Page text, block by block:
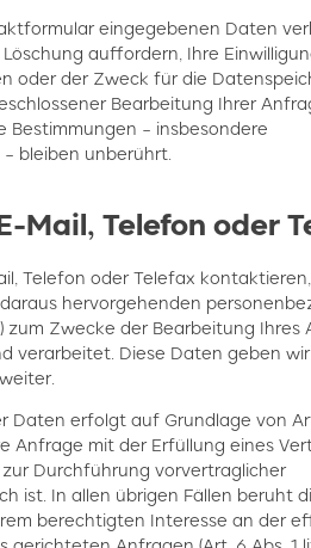
eingegebenen Daten
Löschung auffordern, Ihre
oder der Zweck für die
Bearbeitung Ihrer
Bestimmungen – insbesondere
bleiben unberührt.
Mail, Telefon oder
Telefon oder Telefax
hervorgehenden
zum Zwecke der Bearbeitung Ihres
verarbeitet. Diese Daten geben
Daten erfolgt auf Grundlage von
Anfrage mit der Erfüllung eines
Durchführung vorvertraglicher
ist. In allen übrigen Fällen beruht
berechtigten Interesse an der